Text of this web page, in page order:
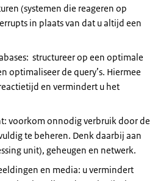
(systemen die reageren op
in plaats van dat u altijd een
structureer op een optimale
optimaliseer de query’s. Hiermee
en vermindert u het
voorkom onnodig verbruik door de
te beheren. Denk daarbij aan
unit), geheugen en netwerk.
en media: u vermindert